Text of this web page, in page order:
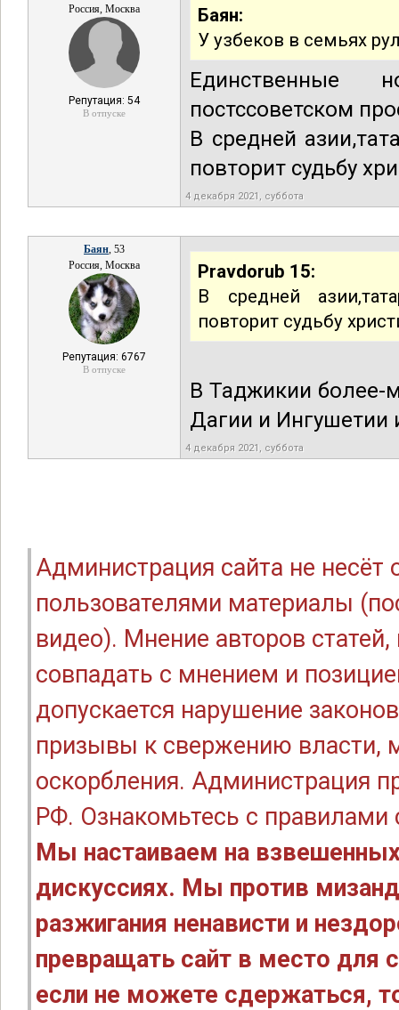
Россия, Москва
Репутация: 54
В отпуске
Баян:
У узбеков в семьях
Единственные
постссоветском
В средней
повторит судьбу
4 декабря 2021, суббота
Баян, 53
Россия, Москва
Репутация: 6767
В отпуске
Pravdorub 15:
В средней
повторит судьбу
В Таджикии более-
Дагии и Ингушетии
4 декабря 2021, суббота
Администрация сайта не
пользователями материалы
видео). Мнение авторов
совпадать с мнением и
допускается нарушение
призывы к свержению власти,
оскорбления. Администрация
РФ. Ознакомьтесь с правилами
Мы настаиваем на
дискуссиях. Мы против
разжигания ненависти и
превращать сайт в место для
если не можете сдержаться,